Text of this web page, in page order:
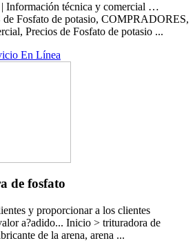
| Información técnica y comercial …
Fosfato de potasio, COMPRADORES,
Precios de Fosfato de potasio ...
En Línea
de fosfato
y proporcionar a los clientes
a?adido... Inicio > trituradora de
de la arena, arena ...